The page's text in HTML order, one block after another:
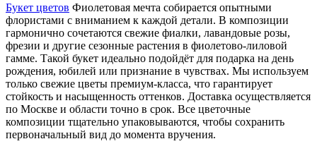
Букет цветов Фиолетовая мечта собирается опытными
флористами с вниманием к каждой детали. В композиции
гармонично сочетаются свежие фиалки, лавандовые розы,
фрезии и другие сезонные растения в фиолетово-лиловой
гамме. Такой букет идеально подойдёт для подарка на день
рождения, юбилей или признание в чувствах. Мы используем
только свежие цветы премиум-класса, что гарантирует
стойкость и насыщенность оттенков. Доставка осуществляется
по Москве и области точно в срок. Все цветочные
композиции тщательно упаковываются, чтобы сохранить
первоначальный вид до момента вручения.